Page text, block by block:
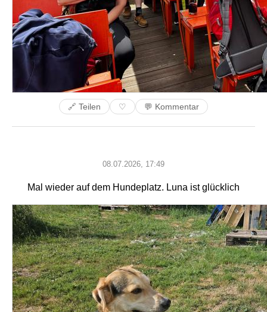
🔗 Teilen ♡ 💬 Kommentar
08.07.2026, 17:49
Mal wieder auf dem Hundeplatz. Luna ist glücklich